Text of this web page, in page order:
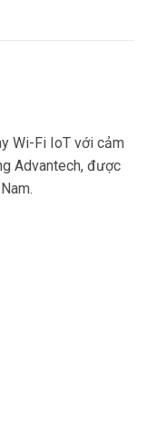
Wi-Fi IoT với cảm
Advantech, được